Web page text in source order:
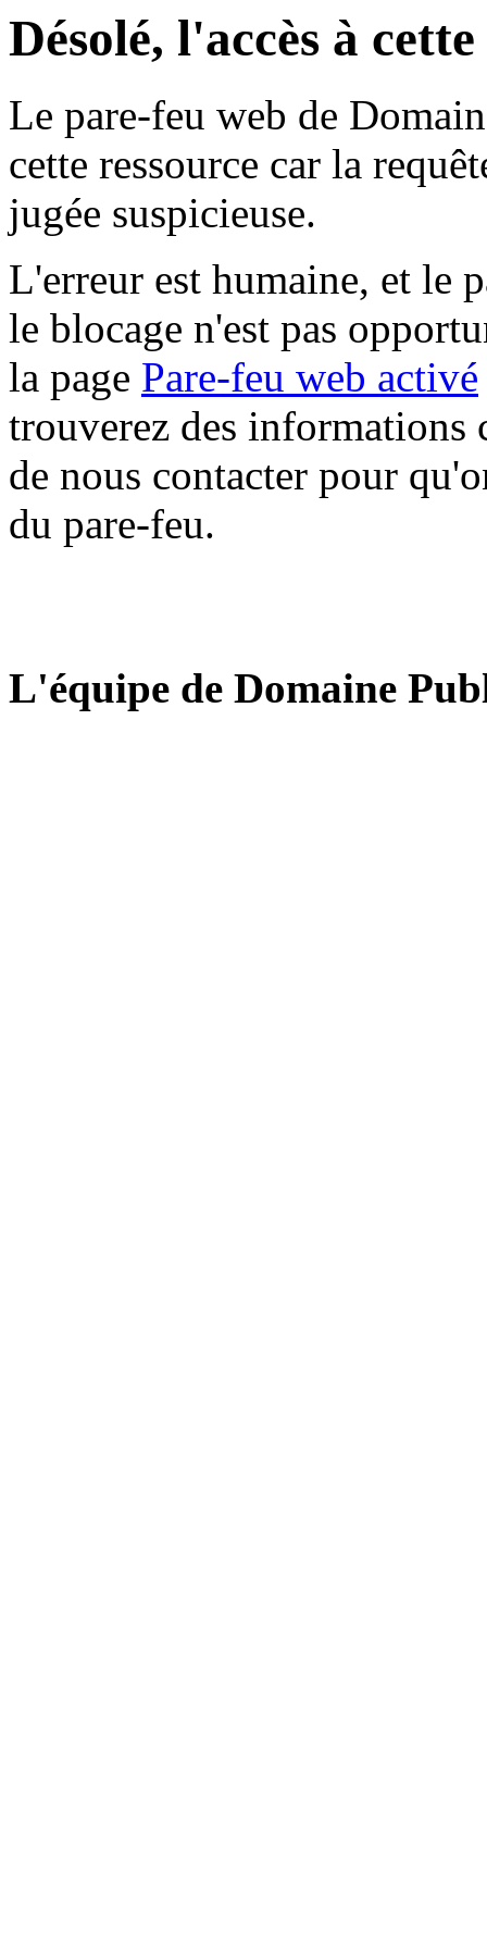
Désolé, l'accès à
Le pare-feu web de
cette ressource car la
jugée suspicieuse.
L'erreur est humaine, et le
le blocage n'est pas
la page Pare-feu web activé
trouverez des informations
de nous contacter pour
du pare-feu.
L'équipe de Domaine